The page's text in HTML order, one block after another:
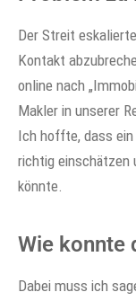
Der Streit
Kontakt
online nach
Makler in unserer
Ich hoffte, dass
richtig einschätzen
könnte.
Wie konnte
Dabei muss ich